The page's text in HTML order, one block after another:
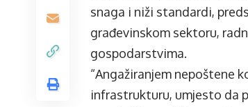
snaga i niži standardi,
građevinskom sektoru,
gospodarstvima.
“Angažiranjem nepoštene
infrastrukturu, umjesto da